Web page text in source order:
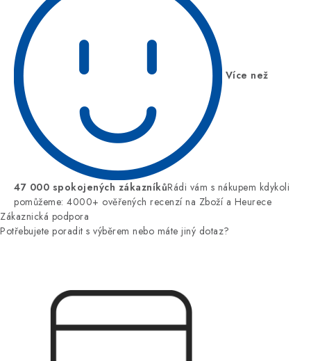
Více než
47 000 spokojených zákazníkůRádi vám s nákupem kdykoli
pomůžeme: 4000+ ověřených recenzí na Zboží a Heurece
Zákaznická podpora
Potřebujete poradit s výběrem nebo máte jiný dotaz?